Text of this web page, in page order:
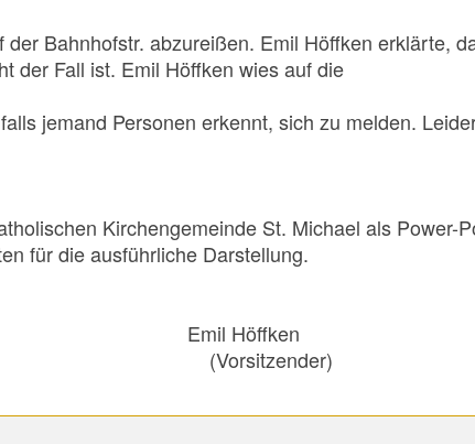
Bahnhofstr. abzureißen. Emil Höffken erklärte,
der Fall ist. Emil Höffken wies auf die
jemand Personen erkennt, sich zu melden.
Kirchengemeinde St. Michael als Power-
für die ausführliche Darstellung.